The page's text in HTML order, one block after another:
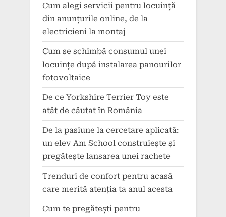
Cum alegi servicii pentru locuință
din anunțurile online, de la
electricieni la montaj
Cum se schimbă consumul unei
locuințe după instalarea panourilor
fotovoltaice
De ce Yorkshire Terrier Toy este
atât de căutat în România
De la pasiune la cercetare aplicată:
un elev Am School construiește și
pregătește lansarea unei rachete
Trenduri de confort pentru acasă
care merită atenția ta anul acesta
Cum te pregătești pentru